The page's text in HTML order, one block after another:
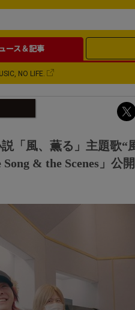
ース＆記事
NO LIFE.
「風、薫る」主題歌“
& the Scenes」公開